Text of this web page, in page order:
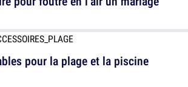
pour la plage et la piscine